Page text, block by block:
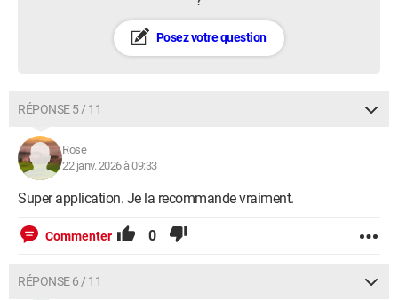
Posez votre question
RÉPONSE 5 / 11
Rose
22 janv. 2026 à 09:33
Super application. Je la recommande vraiment.
Commenter 0
RÉPONSE 6 / 11